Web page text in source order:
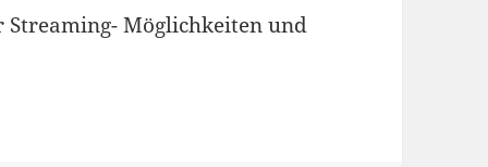
Möglichkeiten und